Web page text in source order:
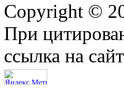
Copyright ©
При
ссылка на